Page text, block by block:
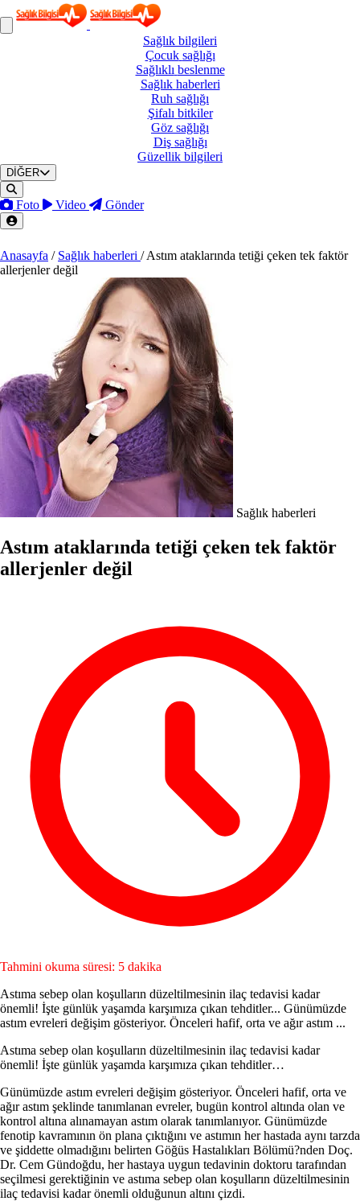
Sağlık bilgileri
Çocuk sağlığı
Sağlıklı beslenme
Sağlık haberleri
Ruh sağlığı
Şifalı bitkiler
Göz sağlığı
Diş sağlığı
Güzellik bilgileri
DİĞER
Foto Video Gönder
Anasayfa / Sağlık haberleri / Astım ataklarında tetiği çeken tek faktör
allerjenler değil
Sağlık haberleri
Astım ataklarında tetiği çeken tek faktör
allerjenler değil
Tahmini okuma süresi: 5 dakika
Astıma sebep olan koşulların düzeltilmesinin ilaç tedavisi kadar
önemli! İşte günlük yaşamda karşımıza çıkan tehditler... Günümüzde
astım evreleri değişim gösteriyor. Önceleri hafif, orta ve ağır astım ...
Astıma sebep olan koşulların düzeltilmesinin ilaç tedavisi kadar
önemli! İşte günlük yaşamda karşımıza çıkan tehditler…
Günümüzde astım evreleri değişim gösteriyor. Önceleri hafif, orta ve
ağır astım şeklinde tanımlanan evreler, bugün kontrol altında olan ve
kontrol altına alınamayan astım olarak tanımlanıyor. Günümüzde
fenotip kavramının ön plana çıktığını ve astımın her hastada aynı tarzda
ve şiddette olmadığını belirten Göğüs Hastalıkları Bölümü?nden Doç.
Dr. Cem Gündoğdu, her hastaya uygun tedavinin doktoru tarafından
seçilmesi gerektiğinin ve astıma sebep olan koşulların düzeltilmesinin
ilaç tedavisi kadar önemli olduğunun altını çizdi.